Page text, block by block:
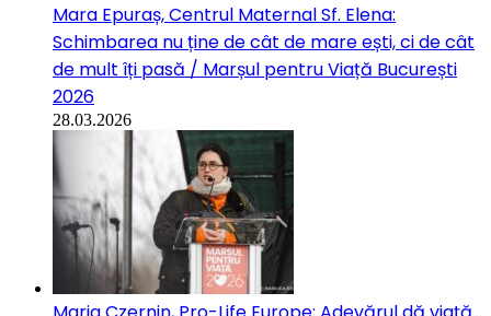
Mara Epuraș, Centrul Maternal Sf. Elena:
Schimbarea nu ține de cât de mare ești, ci de cât
de mult îți pasă / Marșul pentru Viață București
2026
28.03.2026